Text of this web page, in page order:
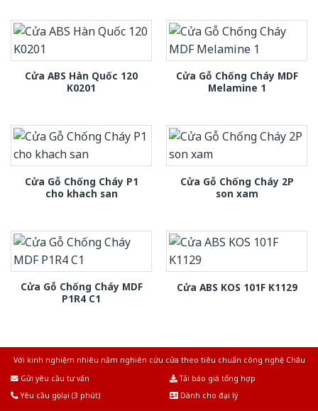
Cửa ABS Hàn Quốc 120
K0201
Cửa Gỗ Chống Cháy MDF
Melamine 1
Cửa Gỗ Chống Cháy P1
cho khach san
Cửa Gỗ Chống Cháy 2P
son xam
Cửa Gỗ Chống Cháy MDF
P1R4 C1
Cửa ABS KOS 101F K1129
Với kinh nghiệm nhiêu năm nghiên cứu cửa theo tiêu chuẩn công nghệ Châu
Gửi yêu cầu tư vấn
Tải báo giá tổng hợp
Yêu cầu gọi lại (3 phút)
Dành cho đại lý